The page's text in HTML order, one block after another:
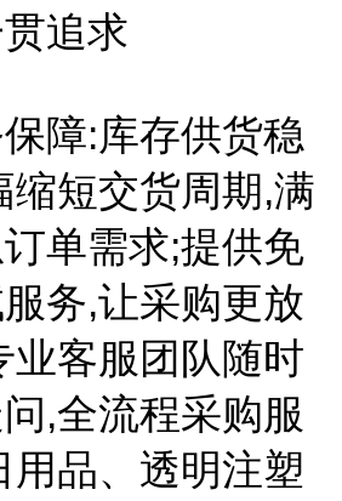
追求
障:库存供货稳
缩短交货周期,满
单需求;提供免
务,让采购更放
业客服团队随时
,全流程采购服
用品、透明注塑